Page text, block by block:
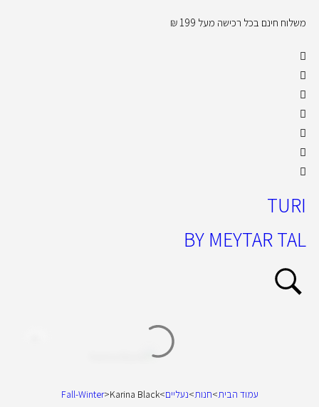
משלוח חינם בכל רכישה מעל 199 ₪
TURI
BY MEYTAR TAL
עמוד הבית>חנות>נעליים>
Fall-Winter>Karina Black